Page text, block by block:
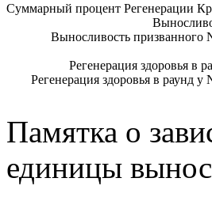
Суммарный процент Регенерации
Выносливость призванного
Регенерация здоровья в
Регенерация здоровья в раунд у
Памятка о
единицы